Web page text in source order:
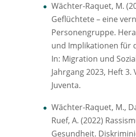
Wächter-Raquet, M.
Geflüchtete – eine
Personengruppe.
und Implikationen für
In: Migration und
Jahrgang 2023, Heft 3.
Juventa.
Wächter-Raquet, M.,
Ruef, A. (2022)
Gesundheit.